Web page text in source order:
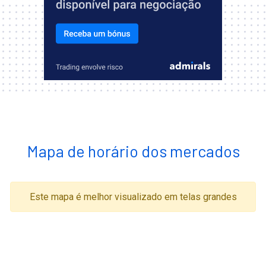
Mapa de horário dos mercados
Este mapa é melhor visualizado em telas grandes